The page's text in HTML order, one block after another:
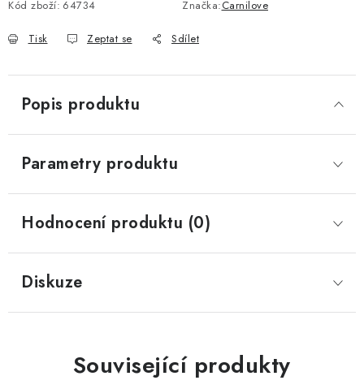
Kód zboží: 64734 Značka:Carnilove
Tisk Zeptat se Sdílet
Popis produktu
Parametry produktu
Hodnocení produktu (0)
Diskuze
Související produkty